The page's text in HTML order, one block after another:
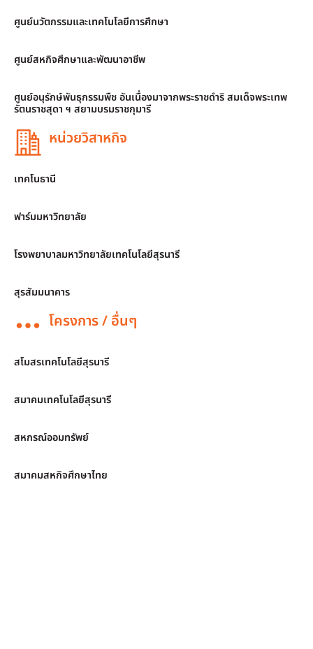
ศูนย์นวัตกรรมและเทคโนโลยีการศึกษา
ศูนย์สหกิจศึกษาและพัฒนาอาชีพ
ศูนย์อนุรักษ์พันธุกรรมพืช อันเนื่องมาจากพระราชดำริ สมเด็จพระเทพ
รัตนราชสุดา ฯ สยามบรมราชกุมารี
หน่วยวิสาหกิจ
เทคโนธานี
ฟาร์มมหาวิทยาลัย
โรงพยาบาลมหาวิทยาลัยเทคโนโลยีสุรนารี
สุรสัมมนาคาร
โครงการ / อื่นๆ
สโมสรเทคโนโลยีสุรนารี
สมาคมเทคโนโลยีสุรนารี
สหกรณ์ออมทรัพย์
สมาคมสหกิจศึกษาไทย